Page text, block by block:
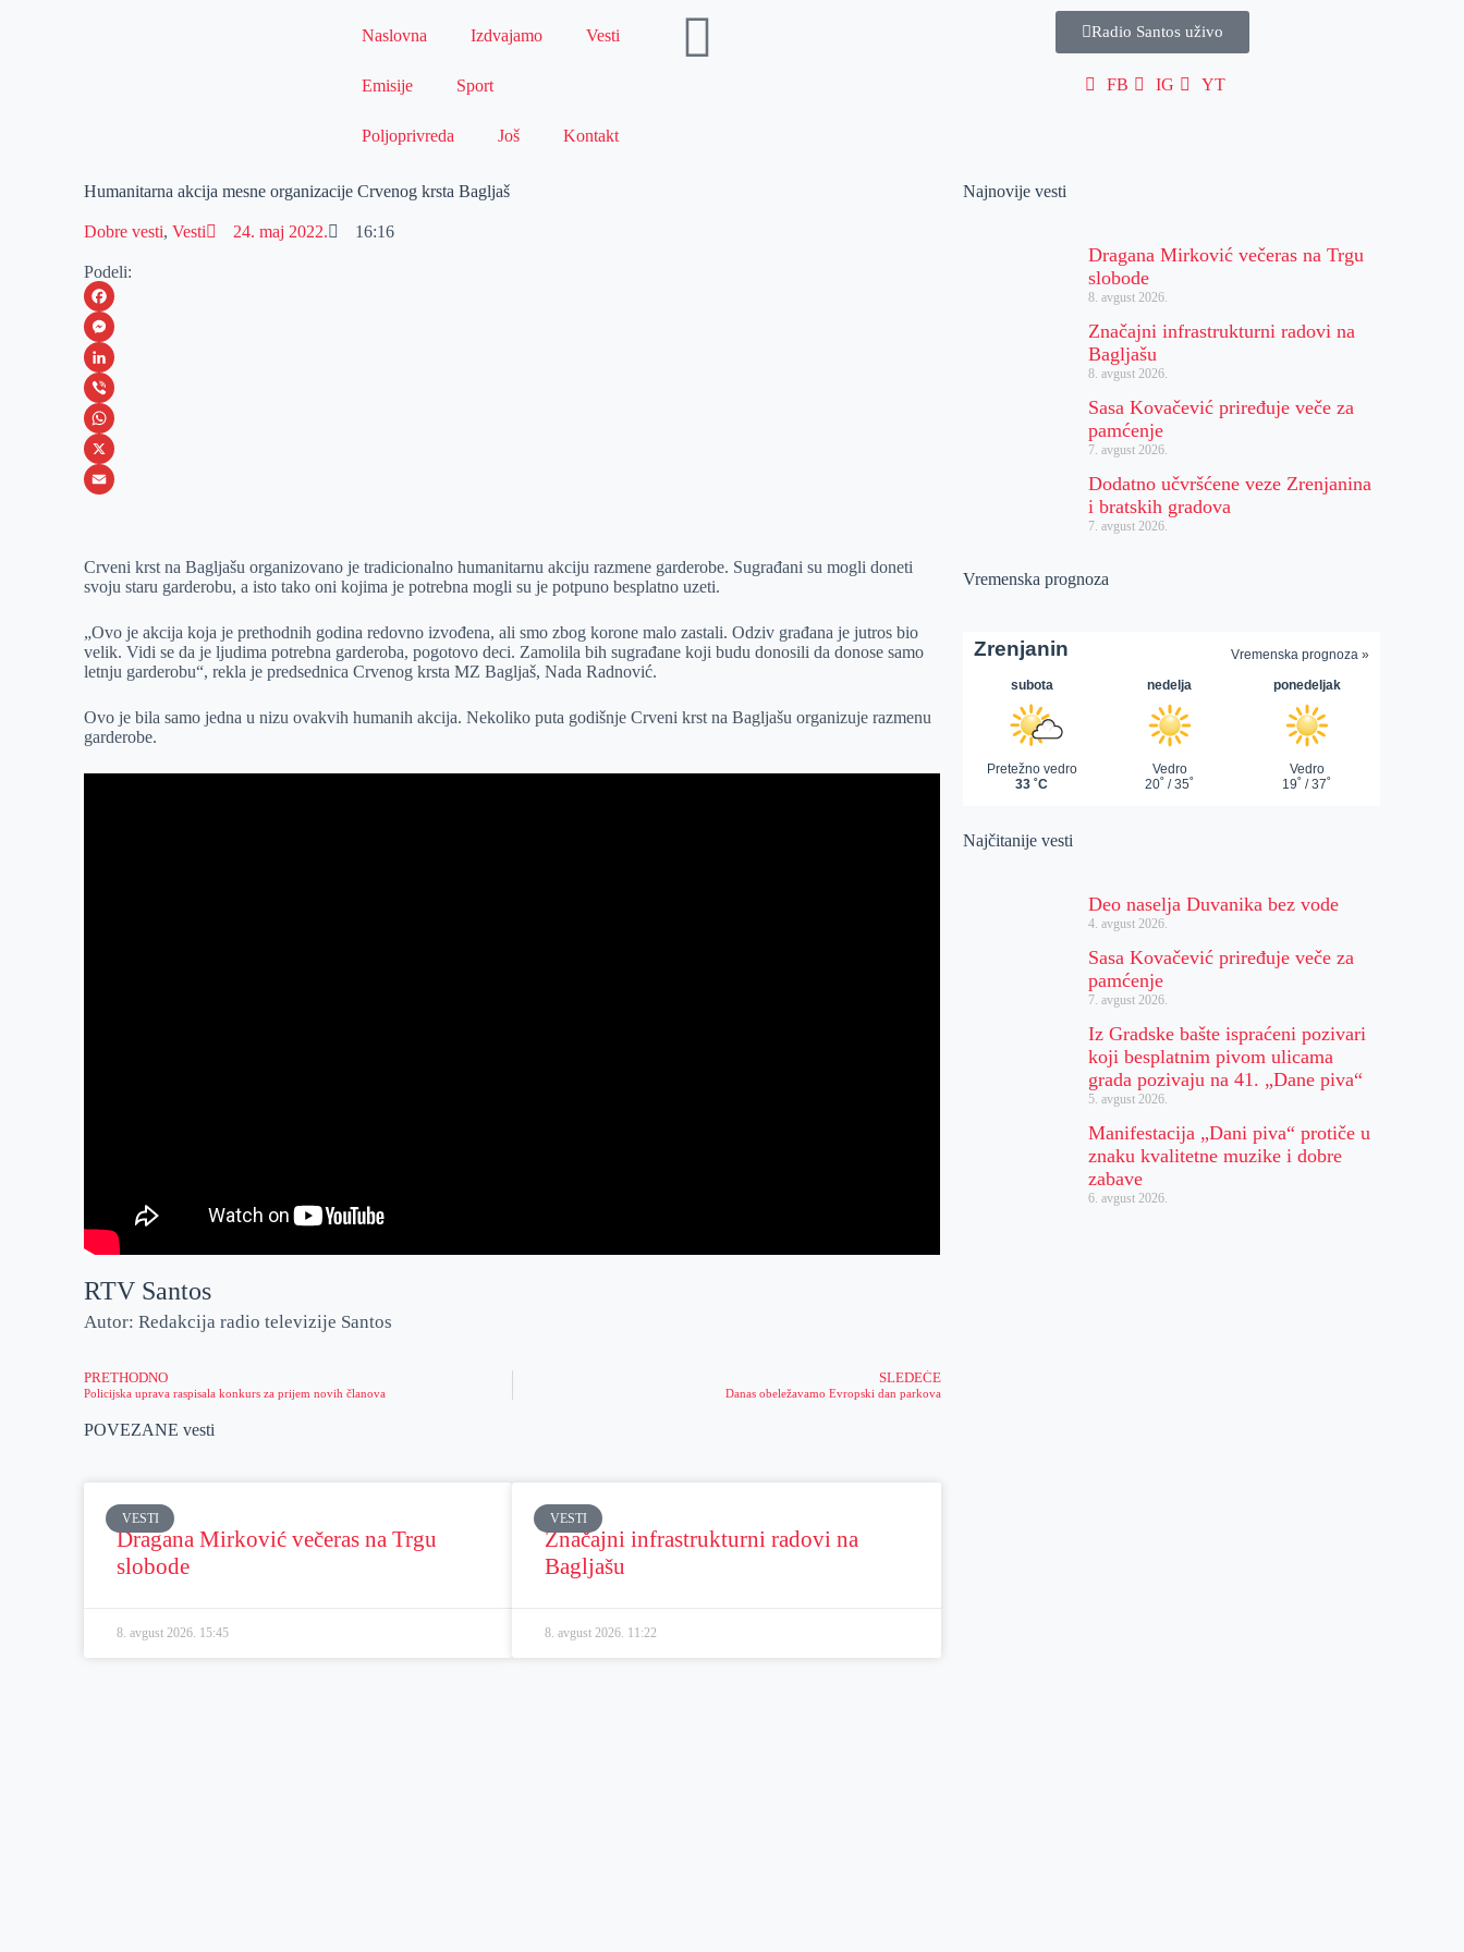
Naslovna Izdvajamo Vesti
Emisije Sport
Poljoprivreda Još Kontakt
Radio Santos uživo
FB IG YT
Humanitarna akcija mesne organizacije Crvenog krsta Bagljaš
Dobre vesti,Vesti 24. maj 2022. 16:16
Podeli:
F
a
c
e
b
o
M
e
s
s
e
e
L
i
n
k
I
V
i
b
W
h
s
p
p
X
a
Crveni krst na Bagljašu organizovano je tradicionalno humanitarnu akciju razmene garderobe. Sugrađani su mogli doneti
svoju staru garderobu, a isto tako oni kojima je potrebna mogli su je potpuno besplatno uzeti.
„Ovo je akcija koja je prethodnih godina redovno izvođena, ali smo zbog korone malo zastali. Odziv građana je jutros bio
velik. Vidi se da je ljudima potrebna garderoba, pogotovo deci. Zamolila bih sugrađane koji budu donosili da donose samo
letnju garderobu“, rekla je predsednica Crvenog krsta MZ Bagljaš, Nada Radnović.
Ovo je bila samo jedna u nizu ovakvih humanih akcija. Nekoliko puta godišnje Crveni krst na Bagljašu organizuje razmenu
garderobe.
RTV Santos
Autor: Redakcija radio televizije Santos
PRETHODNO
Policijska uprava raspisala konkurs za prijem novih članova
SLEDEĆE
Danas obeležavamo Evropski dan parkova
POVEZANE vesti
VESTI
Dragana Mirković večeras na Trgu
slobode
8. avgust 2026. 15:45
VESTI
Značajni infrastrukturni radovi na
Bagljašu
8. avgust 2026. 11:22
Najnovije vesti
Dragana Mirković večeras na Trgu
slobode
8. avgust 2026.
Značajni infrastrukturni radovi na
Bagljašu
8. avgust 2026.
Sasa Kovačević priređuje veče za
pamćenje
7. avgust 2026.
Dodatno učvršćene veze Zrenjanina
i bratskih gradova
7. avgust 2026.
Vremenska prognoza
Najčitanije vesti
Deo naselja Duvanika bez vode
4. avgust 2026.
Sasa Kovačević priređuje veče za
pamćenje
7. avgust 2026.
Iz Gradske bašte ispraćeni pozivari
koji besplatnim pivom ulicama
grada pozivaju na 41. „Dane piva“
5. avgust 2026.
Manifestacija „Dani piva“ protiče u
znaku kvalitetne muzike i dobre
zabave
6. avgust 2026.